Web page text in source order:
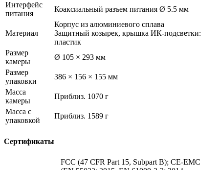
Интерфейс
питания
Коаксиальный разъем питания Ø 5.5 мм
Материал
Корпус из алюминиевого сплава
Защитный козырек, крышка ИК-подсветки:
пластик
Размер
камеры
Ø 105 × 293 мм
Размер
упаковки
386 × 156 × 155 мм
Масса
камеры
Приблиз. 1070 г
Масса с
упаковкой
Приблиз. 1589 г
Сертификаты
FCC (47 CFR Part 15, Subpart B); CE-EMC